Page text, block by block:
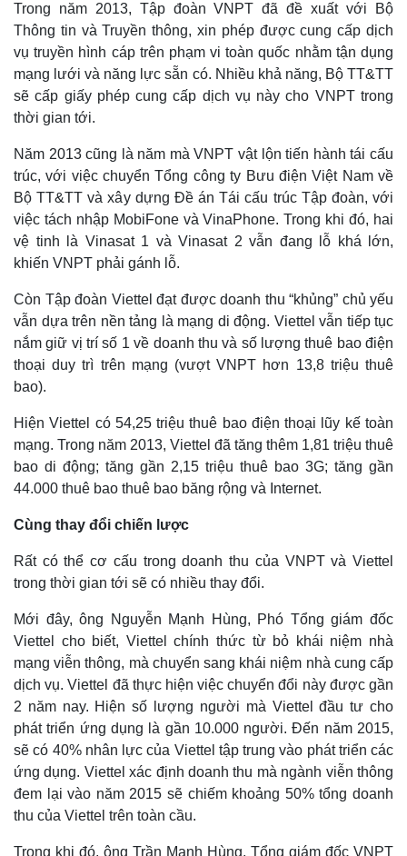
Quan sát
Cuộc sống đó đây
Hồ sơ
Video
Ảnh
E-Magazine
Infographic
Trong năm 2013, Tập đoàn VNPT đã đề xuất với Bộ
Thông tin và Truyền thông, xin phép được cung cấp dịch
vụ truyền hình cáp trên phạm vi toàn quốc nhằm tận dụng
mạng lưới và năng lực sẵn có. Nhiều khả năng, Bộ TT&TT
sẽ cấp giấy phép cung cấp dịch vụ này cho VNPT trong
thời gian tới.
Năm 2013 cũng là năm mà VNPT vật lộn tiến hành tái cấu
trúc, với việc chuyển Tổng công ty Bưu điện Việt Nam về
Bộ TT&TT và xây dựng Đề án Tái cấu trúc Tập đoàn, với
việc tách nhập MobiFone và VinaPhone. Trong khi đó, hai
vệ tinh là Vinasat 1 và Vinasat 2 vẫn đang lỗ khá lớn,
khiến VNPT phải gánh lỗ.
Còn Tập đoàn Viettel đạt được doanh thu “khủng” chủ yếu
vẫn dựa trên nền tảng là mạng di động. Viettel vẫn tiếp tục
nắm giữ vị trí số 1 về doanh thu và số lượng thuê bao điện
thoại duy trì trên mạng (vượt VNPT hơn 13,8 triệu thuê
bao).
Hiện Viettel có 54,25 triệu thuê bao điện thoại lũy kế toàn
mạng. Trong năm 2013, Viettel đã tăng thêm 1,81 triệu thuê
bao di động; tăng gần 2,15 triệu thuê bao 3G; tăng gần
44.000 thuê bao thuê bao băng rộng và Internet.
Cùng thay đổi chiến lược
Rất có thể cơ cấu trong doanh thu của VNPT và Viettel
trong thời gian tới sẽ có nhiều thay đổi.
Mới đây, ông Nguyễn Mạnh Hùng, Phó Tổng giám đốc
Viettel cho biết, Viettel chính thức từ bỏ khái niệm nhà
mạng viễn thông, mà chuyển sang khái niệm nhà cung cấp
dịch vụ. Viettel đã thực hiện việc chuyển đổi này được gần
2 năm nay. Hiện số lượng người mà Viettel đầu tư cho
phát triển ứng dụng là gần 10.000 người. Đến năm 2015,
sẽ có 40% nhân lực của Viettel tập trung vào phát triển các
ứng dụng. Viettel xác định doanh thu mà ngành viễn thông
đem lại vào năm 2015 sẽ chiếm khoảng 50% tổng doanh
thu của Viettel trên toàn cầu.
Trong khi đó, ông Trần Mạnh Hùng, Tổng giám đốc VNPT